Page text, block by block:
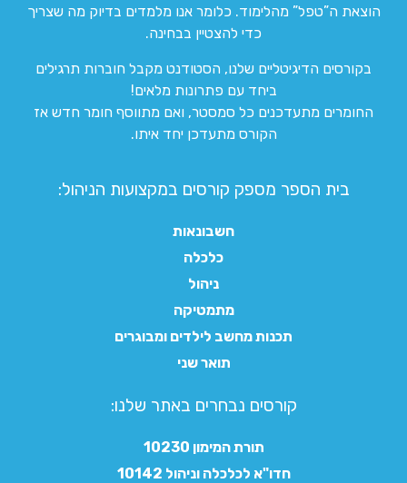
הוצאת ה”טפל” מהלימוד. כלומר אנו מלמדים בדיוק מה שצריך
כדי להצטיין בבחינה.
בקורסים הדיגיטליים שלנו, הסטודנט מקבל חוברות תרגילים
ביחד עם פתרונות מלאים!
החומרים מתעדכנים כל סמסטר, ואם מתווסף חומר חדש אז
הקורס מתעדכן יחד איתו.
בית הספר מספק קורסים במקצועות הניהול:
חשבונאות
כלכלה
ניהול
מתמטיקה
תכנות מחשב לילדים ומבוגרים
תואר שני
קורסים נבחרים באתר שלנו:​
תורת המימון 10230
חדו"א לכלכלה וניהול 10142